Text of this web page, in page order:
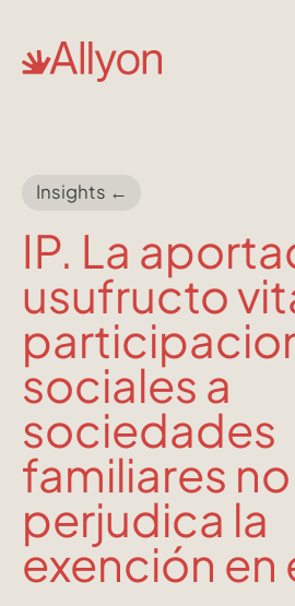
Insights ←
IP. La
usufructo
sociales a
sociedades
familiares no
perjudica la
exención en